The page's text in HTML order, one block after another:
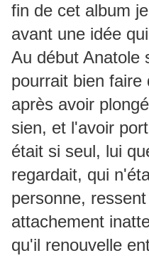
fin de cet album
avant une idée
Au début Anatole
pourrait bien faire
après avoir
sien, et l'avoir
était si seul, lui
regardait, qui
personne,
attachement
qu'il renouvelle